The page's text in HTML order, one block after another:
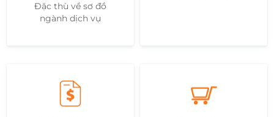
Đặc thù về sơ đồ
ngành dịch vụ